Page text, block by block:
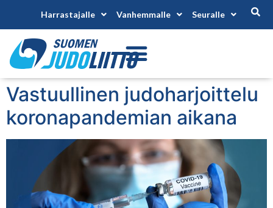
Harrastajalle Vanhemmalle Seuralle
Vastuullinen judoharjoittelu
koronapandemian aikana